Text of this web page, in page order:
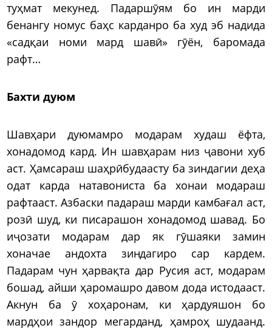
туҳмат мекунед. Падаршӯям бо ин марди
бенангу номус баҳс карданро ба худ эб надида
«садқаи номи мард шавӣ» гӯён, баромада
рафт…
Бахти дуюм
Шавҳари дуюмамро модарам худаш ёфта,
хонадомод кард. Ин шавҳарам низ ҷавони хуб
аст. Ҳамсараш шаҳрӣбудаасту ба зиндагии деҳа
одат карда натавониста ба хонаи модараш
рафтааст. Азбаски падараш марди камбағал аст,
розӣ шуд, ки писарашон хонадомод шавад. Бо
иҷозати модарам дар як гӯшаяки замин
хоначае андохта зиндагиро сар кардем.
Падарам чун ҳарвақта дар Русия аст, модарам
бошад, айши ҳаромашро давом дода истодааст.
Акнун ба ӯ хоҳаронам, ки ҳардуяшон бо
мардҳои зандор мегарданд, ҳамроҳ шудаанд.